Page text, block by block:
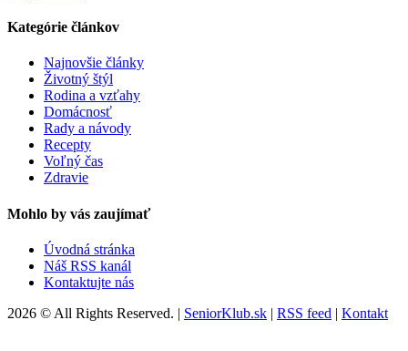
Kategórie článkov
Najnovšie články
Životný štýl
Rodina a vzťahy
Domácnosť
Rady a návody
Recepty
Voľný čas
Zdravie
Mohlo by vás zaujímať
Úvodná stránka
Náš RSS kanál
Kontaktujte nás
2026 © All Rights Reserved. | SeniorKlub.sk | RSS feed | Kontakt